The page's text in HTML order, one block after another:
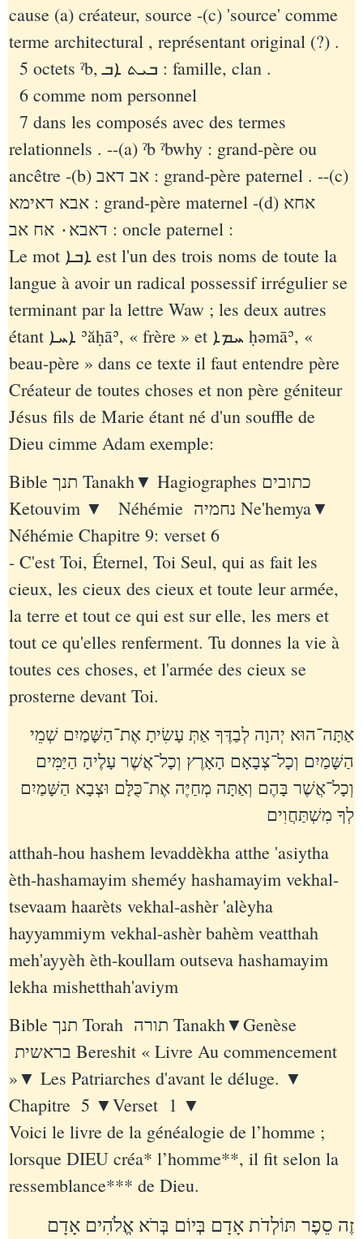
cause (a) créateur, source -(c) 'source' comme
terme architectural , représentant original (?) .
5 octets ˀb, ܒܝܬ ܐܒ‏ : famille, clan .
6 comme nom personnel
7 dans les composés avec des termes
relationnels . --(a) ˀb ˀbwhy : grand-père ou
ancêtre -(b) אב דאב‏ : grand-père paternel . --(c)
אבא דאימא‏ : grand-père maternel -(d) אחא
דאבא٠ אח אב‏ : oncle paternel :
Le mot ܐܒܐ est l'un des trois noms de toute la
langue à avoir un radical possessif irrégulier se
terminant par la lettre Waw ; les deux autres
étant ܐܚܐ‎ ʾăḥāʾ, « frère » et ܚܡܐ‎ ḥəmāʾ, «
beau-père » dans ce texte il faut entendre père
Créateur de toutes choses et non père géniteur
Jésus fils de Marie étant né d'un souffle de
Dieu cimme Adam exemple:
Bible תנך Tanakh▼ Hagiographes כתובים
Ketouvim ▼ Néhémie נחמיה Ne'hemya▼
Néhémie Chapitre 9: verset 6
- C'est Toi, Éternel, Toi Seul, qui as fait les
cieux, les cieux des cieux et toute leur armée,
la terre et tout ce qui est sur elle, les mers et
tout ce qu'elles renferment. Tu donnes la vie à
toutes ces choses, et l'armée des cieux se
prosterne devant Toi.
אַתָּה־הוּא יְהוָה לְבַדֶּךָ אַתְּ עָשִׂיתָ אֶת־הַשָּׁמַיִם שְׁמֵי
הַשָּׁמַיִם וְכָל־צְבָאָם הָאָרֶץ וְכָל־אֲשֶׁר עָלֶיהָ הַיַּמִּים
וְכָל־אֲשֶׁר בָּהֶם וְאַתָּה מְחַיֶּה אֶת־כֻּלָּם וּצְבָא הַשָּׁמַיִם
לְךָ מִשְׁתַּחֲוִים
atthah-hou hashem levaddèkha atthe 'asiytha
èth-hashamayim sheméy hashamayim vekhal-
tsevaam haarèts vekhal-ashèr 'alèyha
hayyammiym vekhal-ashèr bahèm veatthah
meh'ayyèh èth-koullam outseva hashamayim
lekha mishetthah'aviym
Bible תנך Torah תורה Tanakh▼Genèse
»▼ Les Patriarches d'avant le déluge. ▼
Chapitre 5 ▼Verset 1 ▼
Voici le livre de la généalogie de l’homme ;
lorsque DIEU créa* l’homme**, il fit selon la
ressemblance*** de Dieu.
זֶה סֵפֶר תּוֹלְדֹת אָדָם בְּיוֹם בְּרֹא אֱלֹהִים אָדָם